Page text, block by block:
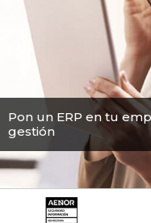
Pon un ERP en tu
gestión